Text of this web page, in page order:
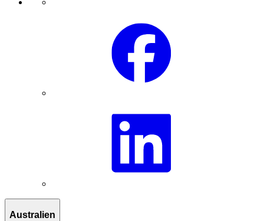
Australien